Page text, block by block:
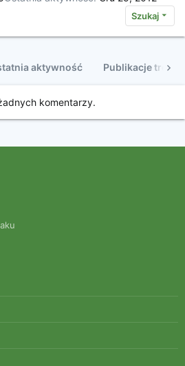
Szukaj
aktywność Publikacje treści
komentarzy.